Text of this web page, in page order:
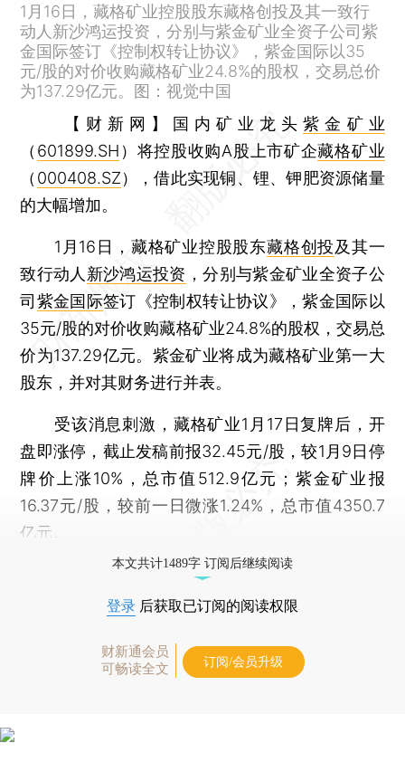
1月16日，藏格矿业控股股东藏格创投及其一致行
动人新沙鸿运投资，分别与紫金矿业全资子公司紫
金国际签订《控制权转让协议》，紫金国际以35
元/股的对价收购藏格矿业24.8%的股权，交易总价
为137.29亿元。图：视觉中国
【财新网】 国内矿业龙头紫金矿业
（ 601899.SH ）将控股收购A股上市矿企藏格矿业
（ 000408.SZ），借此实现铜、锂、钾肥资源储量
的大幅增加。
1月16日，藏格矿业控股股东藏格创投及其一
致行动人 新沙鸿运投资 ，分别与紫金矿业全资子公
司紫金国际签订《控制权转让协议》，紫金国际以
35元/股的对价收购藏格矿业24.8%的股权，交易总
价为137.29亿元。紫金矿业将成为藏格矿业第一大
股东，并对其财务进行并表。
受该消息刺激，藏格矿业1月17日复牌后，开
盘即涨停，截止发稿前报32.45元/股，较1月9日停
牌价上涨10%，总市值512.9亿元；紫金矿业报
16.37元/股，较前一日微涨1.24%，总市值4350.7
亿元。
本文共计1489字 订阅后继续阅读
登录 后获取已订阅的阅读权限
财新通会员
可畅读全文
订阅/会员升级